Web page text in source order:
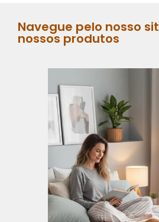
Navegue pelo nosso
nossos produtos